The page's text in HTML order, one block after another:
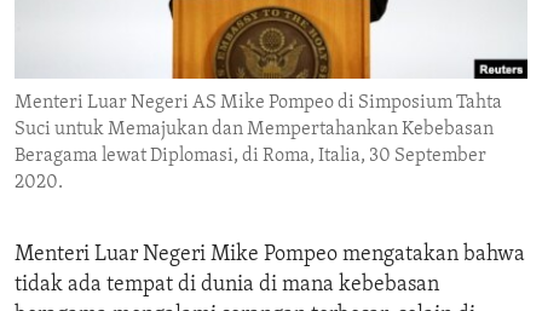
ENVIRONMENT AND HEALTH
IDEALS AND INSTITUTIONS
Menteri Luar Negeri AS Mike Pompeo di Simposium Tahta
Suci untuk Memajukan dan Mempertahankan Kebebasan
Beragama lewat Diplomasi, di Roma, Italia, 30 September
2020.
Menteri Luar Negeri Mike Pompeo mengatakan bahwa
tidak ada tempat di dunia di mana kebebasan